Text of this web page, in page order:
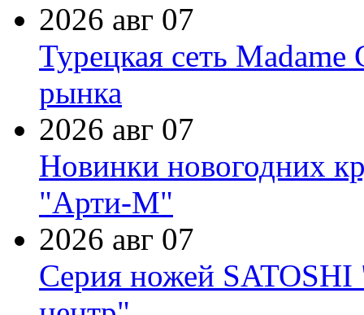
2026 авг 07
Турецкая сеть Madame
рынка
2026 авг 07
Новинки новогодних
"Арти-М"
2026 авг 07
Серия ножей